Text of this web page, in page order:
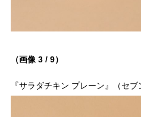
（画像 3 / 9）
『サラダチキン プレーン』（セ